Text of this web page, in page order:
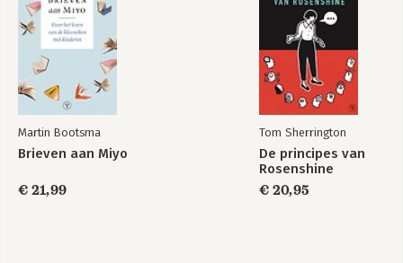
Bekijk alle boeken
Martin Bootsma
Brieven aan Miyo
€ 21,99
Tom Sherrington
De principes van
Rosenshine
€ 20,95